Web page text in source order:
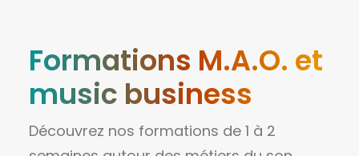
Formations M.A.O. et
music business
Découvrez nos formations de 1 à 2